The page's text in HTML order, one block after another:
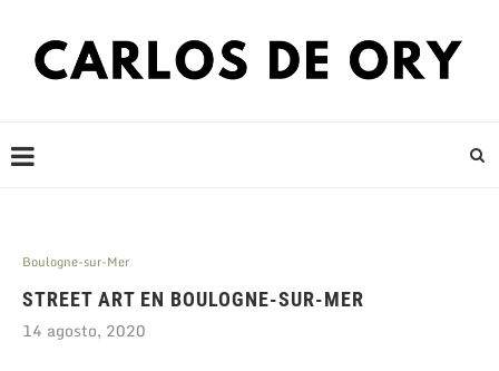
Boulogne-sur-Mer
STREET ART EN BOULOGNE-SUR-MER
14 agosto, 2020